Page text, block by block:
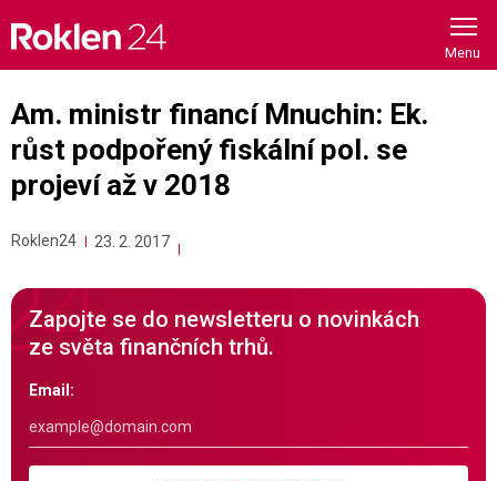
content
Am. ministr financí Mnuchin: Ek.
růst podpořený fiskální pol. se
projeví až v 2018
Roklen24 23. 2. 2017
Zapojte se do newsletteru o novinkách
ze světa finančních trhů.
Email: